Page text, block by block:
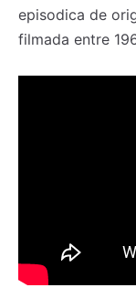
episodica de
filmada entre